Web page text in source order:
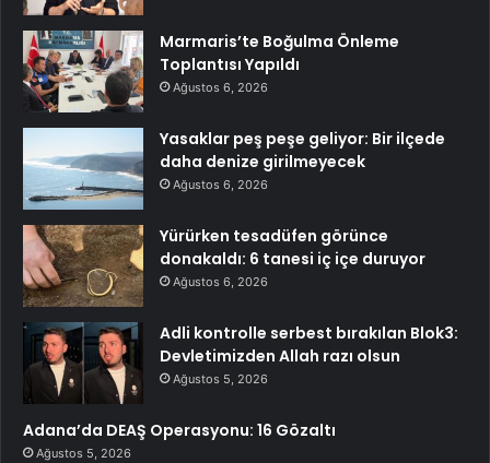
Marmaris’te Boğulma Önleme
Toplantısı Yapıldı
Ağustos 6, 2026
Yasaklar peş peşe geliyor: Bir ilçede
daha denize girilmeyecek
Ağustos 6, 2026
Yürürken tesadüfen görünce
donakaldı: 6 tanesi iç içe duruyor
Ağustos 6, 2026
Adli kontrolle serbest bırakılan Blok3:
Devletimizden Allah razı olsun
Ağustos 5, 2026
Adana’da DEAŞ Operasyonu: 16 Gözaltı
Ağustos 5, 2026